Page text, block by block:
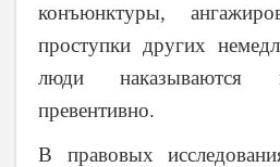
конъюнктуры,
проступки других
люди наказываются
превентивно.
В правовых